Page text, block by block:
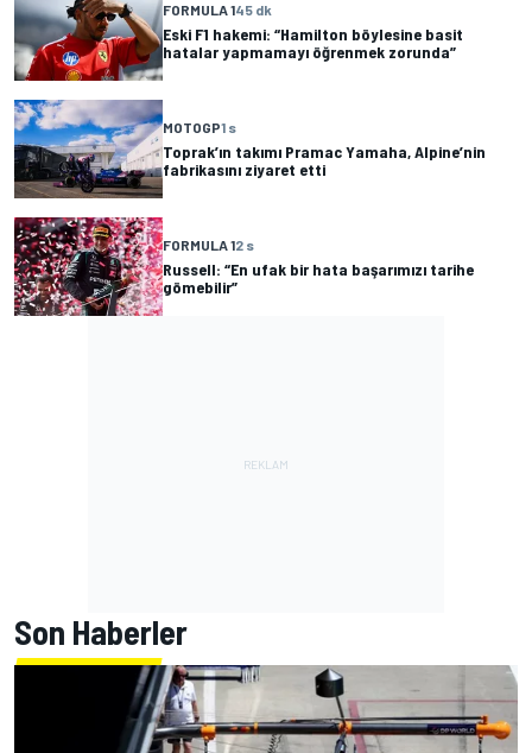
FORMULA 145 dk
Eski F1 hakemi: “Hamilton böylesine basit
hatalar yapmamayı öğrenmek zorunda”
MOTOGP1 s
Toprak’ın takımı Pramac Yamaha, Alpine’nin
fabrikasını ziyaret etti
FORMULA 12 s
Russell: “En ufak bir hata başarımızı tarihe
gömebilir”
Son Haberler